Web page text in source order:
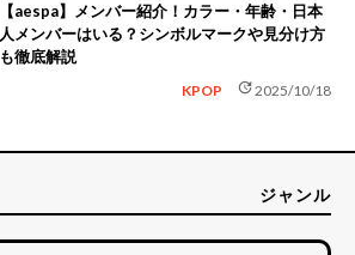
【aespa】メンバー紹介！カラー・年齢・日本
人メンバーはいる？シンボルマークや見分け方
も徹底解説
KPOP update2025/10/18
ジャンル